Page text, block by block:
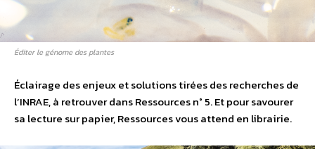
Éditer le génome des plantes
Éclairage des enjeux et solutions tirées des recherches de
l’INRAE, à retrouver dans Ressources n° 5. Et pour savourer
sa lecture sur papier, Ressources vous attend en librairie.